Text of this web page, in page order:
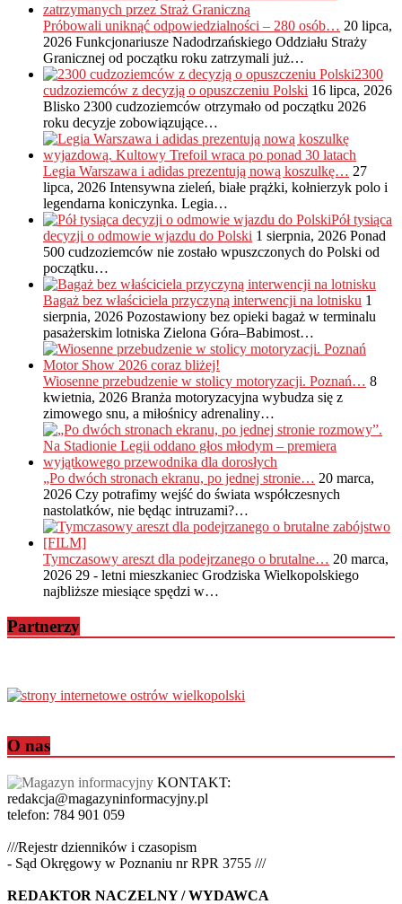
Próbowali uniknąć odpowiedzialności – 280 osób… 20 lipca,
2026 Funkcjonariusze Nadodrzańskiego Oddziału Straży
Granicznej od początku roku zatrzymali już…
2300
cudzoziemców z decyzją o opuszczeniu Polski 16 lipca, 2026
Blisko 2300 cudzoziemców otrzymało od początku 2026
roku decyzje zobowiązujące…
Legia Warszawa i adidas prezentują nową koszulkę… 27
lipca, 2026 Intensywna zieleń, białe prążki, kołnierzyk polo i
legendarna koniczynka. Legia…
Pół tysiąca
decyzji o odmowie wjazdu do Polski 1 sierpnia, 2026 Ponad
500 cudzoziemców nie zostało wpuszczonych do Polski od
początku…
Bagaż bez właściciela przyczyną interwencji na lotnisku 1
sierpnia, 2026 Pozostawiony bez opieki bagaż w terminalu
pasażerskim lotniska Zielona Góra–Babimost…
Wiosenne przebudzenie w stolicy motoryzacji. Poznań… 8
kwietnia, 2026 Branża motoryzacyjna wybudza się z
zimowego snu, a miłośnicy adrenaliny…
„Po dwóch stronach ekranu, po jednej stronie… 20 marca,
2026 Czy potrafimy wejść do świata współczesnych
nastolatków, nie będąc intruzami?…
Tymczasowy areszt dla podejrzanego o brutalne… 20 marca,
2026 29 - letni mieszkaniec Grodziska Wielkopolskiego
najbliższe miesiące spędzi w…
Partnerzy
O nas
KONTAKT:
redakcja@magazyninformacyjny.pl
telefon: 784 901 059
///Rejestr dzienników i czasopism
- Sąd Okręgowy w Poznaniu nr RPR 3755 ///
REDAKTOR NACZELNY / WYDAWCA